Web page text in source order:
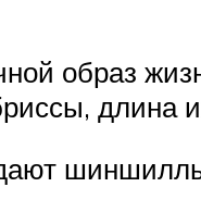
образ
длина